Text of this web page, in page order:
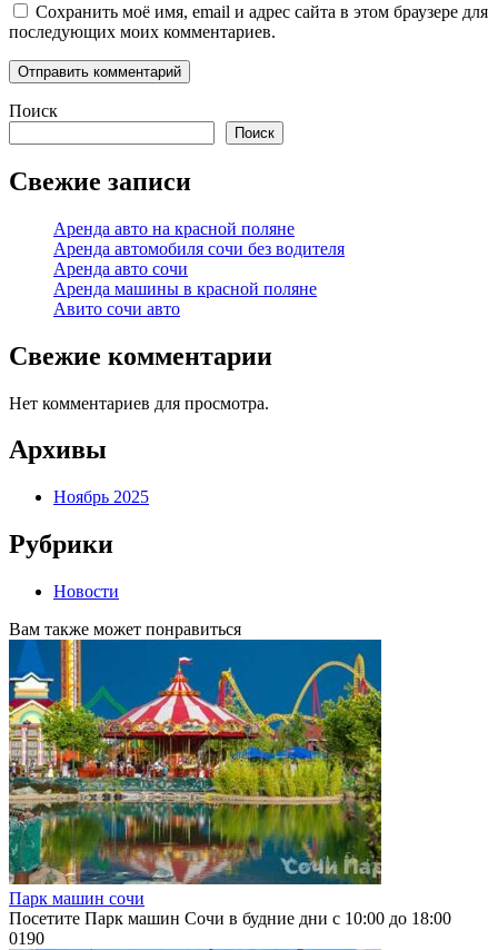
Сохранить моё имя, email и адрес сайта в этом браузере для
последующих моих комментариев.
Поиск
Поиск
Свежие записи
Аренда авто на красной поляне
Аренда автомобиля сочи без водителя
Аренда авто сочи
Аренда машины в красной поляне
Авито сочи авто
Свежие комментарии
Нет комментариев для просмотра.
Архивы
Ноябрь 2025
Рубрики
Новости
Вам также может понравиться
Парк машин сочи
Посетите Парк машин Сочи в будние дни с 10:00 до 18:00
0190